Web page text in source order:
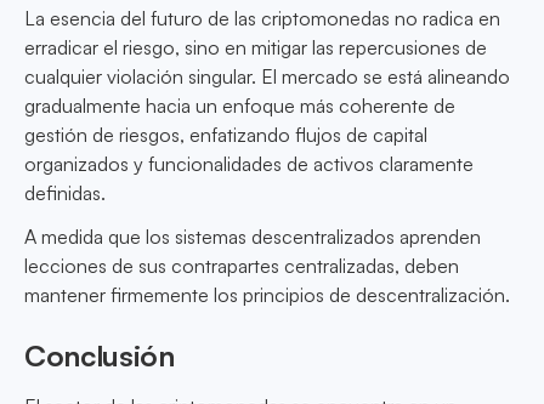
La esencia del futuro de las criptomonedas no radica en
erradicar el riesgo, sino en mitigar las repercusiones de
cualquier violación singular. El mercado se está alineando
gradualmente hacia un enfoque más coherente de
gestión de riesgos, enfatizando flujos de capital
organizados y funcionalidades de activos claramente
definidas.
A medida que los sistemas descentralizados aprenden
lecciones de sus contrapartes centralizadas, deben
mantener firmemente los principios de descentralización.
Conclusión